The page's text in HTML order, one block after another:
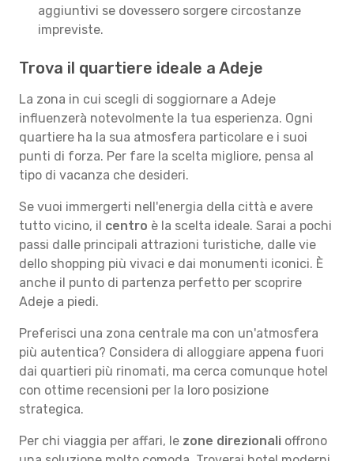
aggiuntivi se dovessero sorgere circostanze
impreviste.
Trova il quartiere ideale a Adeje
La zona in cui scegli di soggiornare a Adeje
influenzerà notevolmente la tua esperienza. Ogni
quartiere ha la sua atmosfera particolare e i suoi
punti di forza. Per fare la scelta migliore, pensa al
tipo di vacanza che desideri.
Se vuoi immergerti nell'energia della città e avere
tutto vicino, il centro è la scelta ideale. Sarai a pochi
passi dalle principali attrazioni turistiche, dalle vie
dello shopping più vivaci e dai monumenti iconici. È
anche il punto di partenza perfetto per scoprire
Adeje a piedi.
Preferisci una zona centrale ma con un'atmosfera
più autentica? Considera di alloggiare appena fuori
dai quartieri più rinomati, ma cerca comunque hotel
con ottime recensioni per la loro posizione
strategica.
Per chi viaggia per affari, le zone direzionali offrono